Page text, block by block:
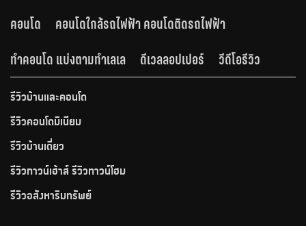
คอนโด
คอนโดใกล้รถไฟฟ้า คอนโดติดรถไฟฟ้า
ทำคอนโด แบ่งตามทำเลเล
ดีเวลลอปเปอร์ วีดีโอรีวิว
รีวิวบ้านและคอนโด
รีวิวคอนโดมิเนียม
รีวิวบ้านเดี่ยว
รีวิวทาวน์เฮ้าส์ รีวิวทาวน์โฮม
รีวิวอสังหาริมทรัพย์